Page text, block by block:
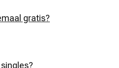
gratis?